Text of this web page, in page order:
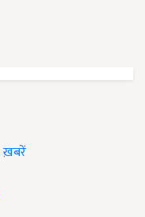
ख़बरें